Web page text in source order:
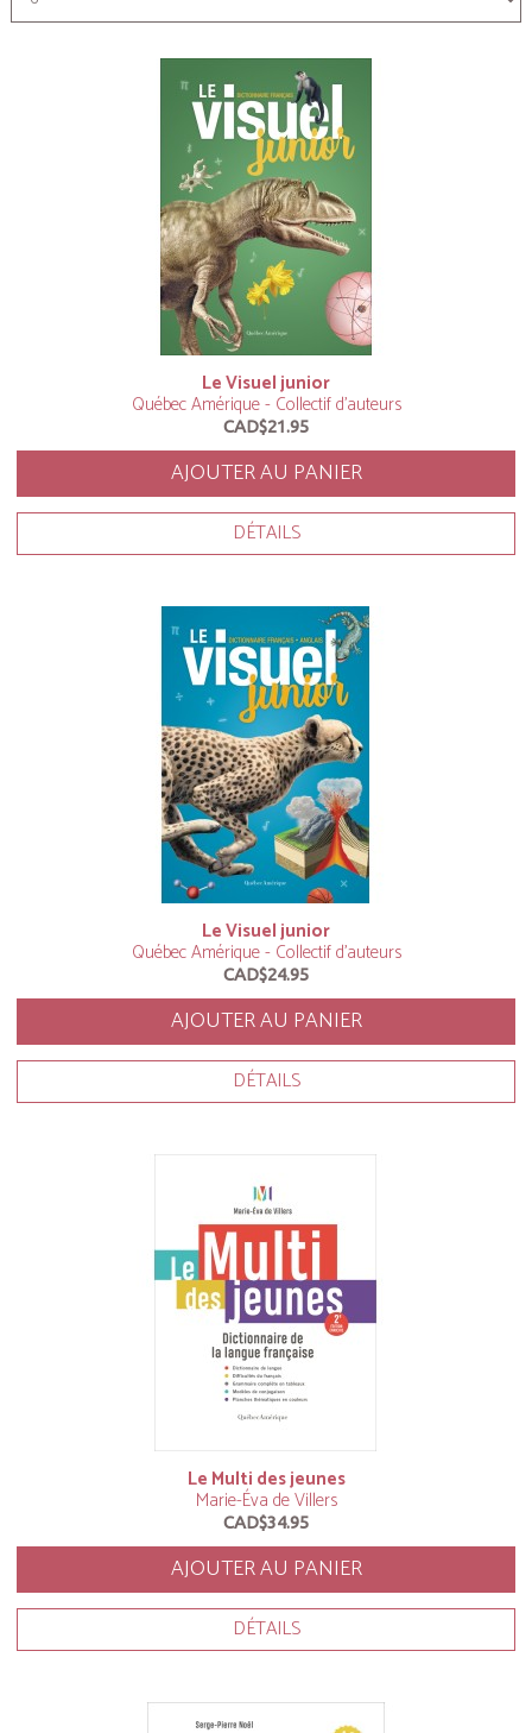
Le Visuel junior
Québec Amérique - Collectif d'auteurs
CAD$21.95
AJOUTER AU PANIER
DÉTAILS
Le Visuel junior
Québec Amérique - Collectif d'auteurs
CAD$24.95
AJOUTER AU PANIER
DÉTAILS
Le Multi des jeunes
Marie-Éva de Villers
CAD$34.95
AJOUTER AU PANIER
DÉTAILS